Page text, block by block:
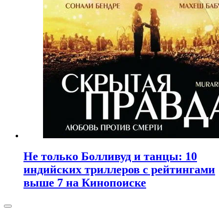
Не только Болливуд и танцы: 10
индийских триллеров с рейтингами
выше 7 на Кинопоиске